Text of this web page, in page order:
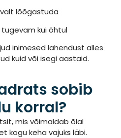
lõõgastuda
kui õhtul
inimesed lahendust alles
kuid või isegi aastaid.
sobib
korral?
mis võimaldab õlal
kogu keha vajuks läbi.